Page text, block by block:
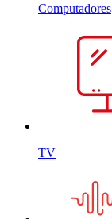
Computadores
TV